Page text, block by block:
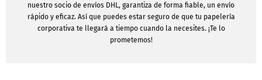
nuestro socio de envíos DHL, garantiza de forma fiable, un envío
rápido y eficaz. Así que puedes estar seguro de que tu papelería
corporativa te llegará a tiempo cuando la necesites. ¡Te lo
prometemos!